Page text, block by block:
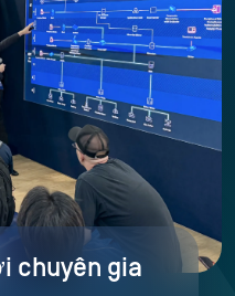
chuyên gia